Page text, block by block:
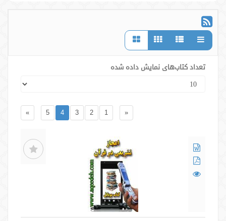
تعداد کتاب‌های نمایش داده شده
«
1
2
3
4
5
»